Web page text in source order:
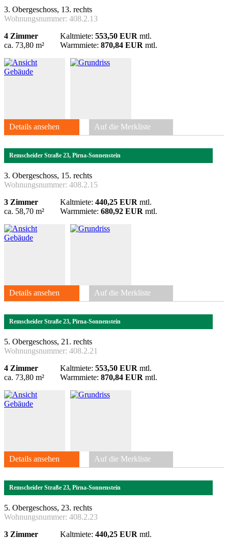
3. Obergeschoss, 13. rechts
Wohnungsnummer: 408.2.13
4 Zimmer
ca. 73,80 m²
Kaltmiete: 553,50 EUR mtl.
Warmmiete: 870,84 EUR mtl.
Details ansehen Auf die Merkliste
Remscheider Straße 23, Pirna-Sonnenstein
3. Obergeschoss, 15. rechts
Wohnungsnummer: 408.2.15
3 Zimmer
ca. 58,70 m²
Kaltmiete: 440,25 EUR mtl.
Warmmiete: 680,92 EUR mtl.
Details ansehen Auf die Merkliste
Remscheider Straße 23, Pirna-Sonnenstein
5. Obergeschoss, 21. rechts
Wohnungsnummer: 408.2.21
4 Zimmer
ca. 73,80 m²
Kaltmiete: 553,50 EUR mtl.
Warmmiete: 870,84 EUR mtl.
Details ansehen Auf die Merkliste
Remscheider Straße 23, Pirna-Sonnenstein
5. Obergeschoss, 23. rechts
Wohnungsnummer: 408.2.23
3 Zimmer
Kaltmiete: 440,25 EUR mtl.